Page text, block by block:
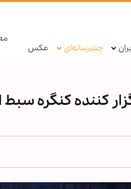
چندرسانه‌ای عکس
کننده کنگره سبط